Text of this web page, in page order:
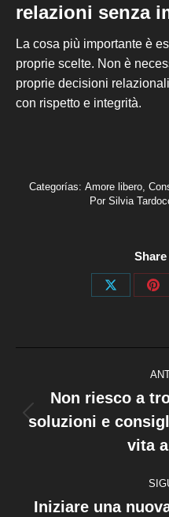
relazioni senza
La cosa più importante è
proprie scelte. Non è
proprie decisioni
con rispetto e integrità.
Categorías: Amore libero,
Por Silvia
Share
Navegación
entre
Non riesco a
soluzioni e
vita
Iniziare una